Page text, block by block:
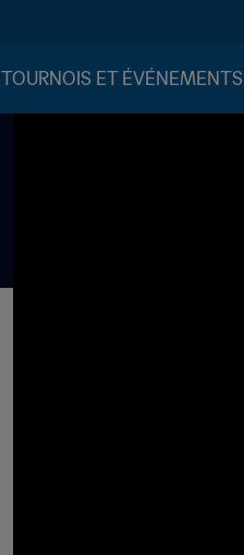
TOURNOIS ET ÉVÉNEMENTS